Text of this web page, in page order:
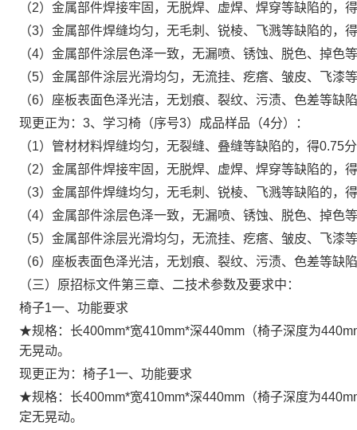
（2）金属部件焊接牢固，无脱焊、虚焊、焊穿等缺陷的，
（3）金属部件焊缝均匀，无毛刺、锐棱、飞溅等缺陷的，
（4）金属部件涂层色泽一致，无漏喷、锈蚀、脱色、掉色
（5）金属部件涂层光滑均匀，无流挂、疙瘩、皱皮、飞漆
（6）座板表面色泽光洁，无划痕、裂纹、污渍、色差等缺
现更正为：3、学习椅（序号3）成品样品（4分）：
（1）管材材料焊缝均匀，无裂缝、叠缝等缺陷的，得0.75
（2）金属部件焊接牢固，无脱焊、虚焊、焊穿等缺陷的，
（3）金属部件焊缝均匀，无毛刺、锐棱、飞溅等缺陷的，
（4）金属部件涂层色泽一致，无漏喷、锈蚀、脱色、掉色
（5）金属部件涂层光滑均匀，无流挂、疙瘩、皱皮、飞漆
（6）座板表面色泽光洁，无划痕、裂纹、污渍、色差等缺
（三）原招标文件第三章、二技术参数及要求中：
椅子1一、功能要求
★规格：长400mm*宽410mm*深440mm（椅子深度为
无晃动。
现更正为：椅子1一、功能要求
★规格：长400mm*宽410mm*深440mm（椅子深度为
定无晃动。